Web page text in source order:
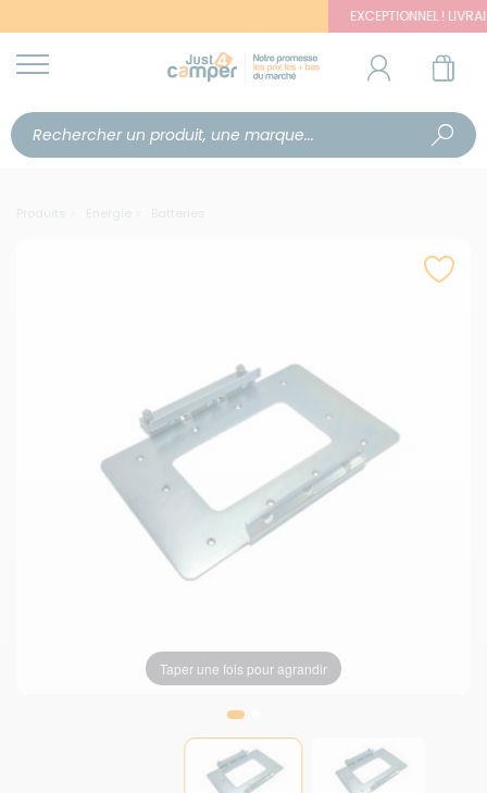
EXCEPTIONNEL ! LIVRAISON
Produits Energie Batteries
Taper une fois pour agrandir
Taper une fois pour agrandir